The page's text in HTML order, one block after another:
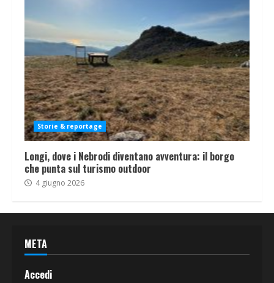
Storie & reportage
Longi, dove i Nebrodi diventano avventura: il borgo
che punta sul turismo outdoor
4 giugno 2026
META
Accedi